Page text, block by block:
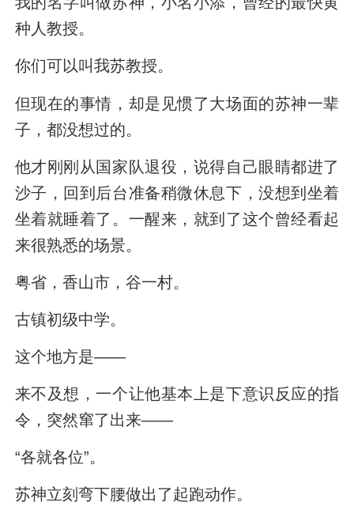
种人教授。
你们可以叫我苏教授。
但现在的事情，却是见惯了大场面的苏神一辈
子，都没想过的。
他才刚刚从国家队退役，说得自己眼睛都进了
沙子，回到后台准备稍微休息下，没想到坐着
坐着就睡着了。一醒来，就到了这个曾经看起
来很熟悉的场景。
粤省，香山市，谷一村。
古镇初级中学。
这个地方是——
来不及想，一个让他基本上是下意识反应的指
令，突然窜了出来——
“各就各位”。
苏神立刻弯下腰做出了起跑动作。